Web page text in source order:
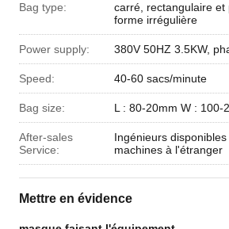
Bag type:
carré, rectangulaire et
forme irrégulière
Power supply: 380V 50HZ 3.5KW,
Speed: 40-60 sacs/minute
Bag size: L : 80-20mm W : 100-
After-sales
Service:
Ingénieurs
machines à l'étranger
Mettre en évidence